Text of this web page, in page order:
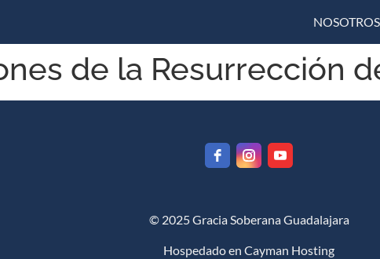
NOSOTROS
de la Resurrección
© 2025 Gracia Soberana Guadalajara
Hospedado en Cayman Hosting